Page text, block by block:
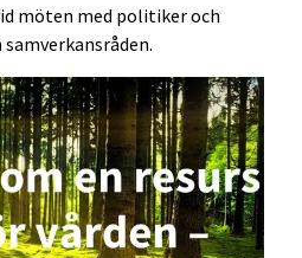
möten med politiker och